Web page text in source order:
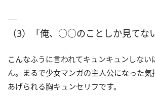
（3）「俺、○○のことしか見てな
こんなふうに言われてキュンキュンしない
ん。まるで少女マンガの主人公になった気
あげられる胸キュンセリフです。